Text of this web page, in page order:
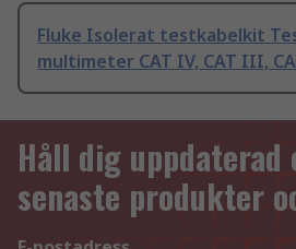
Fluke Isolerat testkabelkit
multimeter CAT IV, CAT III,
Håll dig uppdaterad
senaste produkter